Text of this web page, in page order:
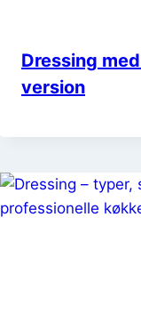
Dressing
version